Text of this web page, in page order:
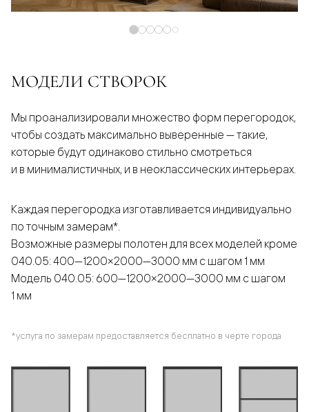
МОДЕЛИ СТВОРОК
Мы проанализировали множество форм перегородок,
чтобы создать максимально выверенные — такие,
которые будут одинаково стильно смотреться
и в минималистичных, и в неоклассических интерьерах.
Каждая перегородка изготавливается индивидуально
по точным замерам*.
Возможные размеры полотен для всех моделей кроме
040.05: 400—1200×2000—3000 мм с шагом 1 мм
Модель 040.05: 600—1200×2000—3000 мм с шагом
1 мм
*услуга по замерам предоставляется бесплатно в черте города